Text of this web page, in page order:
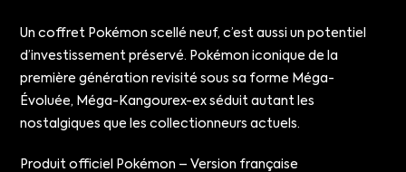
Un coffret Pokémon scellé neuf, c’est aussi un potentiel
d’investissement préservé. Pokémon iconique de la
première génération revisité sous sa forme Méga-
Évoluée, Méga-Kangourex-ex séduit autant les
nostalgiques que les collectionneurs actuels.
Produit officiel Pokémon – Version française